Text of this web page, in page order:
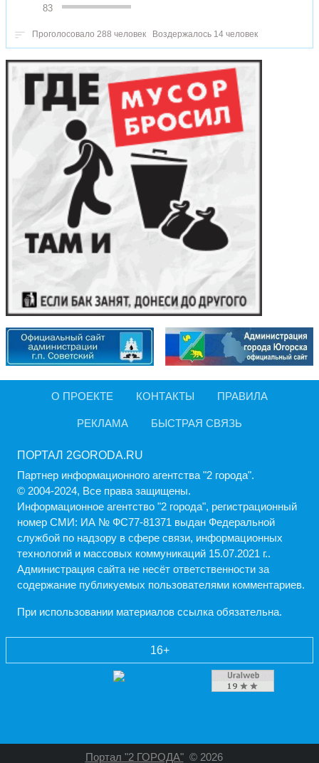
83
Проголосовало 288 человек Воздержалось 14 человек
О ПРОЕКТЕ КОНТАКТЫ ПРАВИЛА
РЕКЛАМА БЫСТРАЯ СВЯЗЬ
ПОРТАЛ 2GORODA.RU
Партнер информационного агентства "2 города".
© 2004-2024, Все права защищены.
Информационное агентство "2 города", регистрационный
номер СМИ: ИА № ФС77-81371 выдан Федеральной
службой по надзору в сфере связи, информационных
технологий и массовых коммуникаций 15.07.2021 г..
Администрация cайта не несёт ответственности за
содержание публикуемых пользователями комментариев.
При использовании материалов ссылка обязательна.
16+
Портал "2 ГОРОДА" © 2026